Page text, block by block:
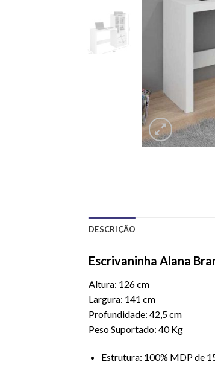
DESCRIÇÃO
Escrivaninha Alana
Altura: 126 cm
Largura: 141 cm
Profundidade: 42,5 cm
Peso Suportado: 40 Kg
Estrutura: 100% MDP de